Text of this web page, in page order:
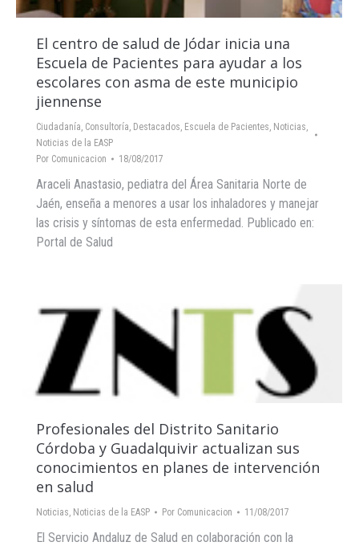
El centro de salud de Jódar inicia una
Escuela de Pacientes para ayudar a los
escolares con asma de este municipio
jiennense
Ciudadanía, Consultoría, Destacados, Escuela de Pacientes, Noticias,
Noticias de la EASP
Por Comunicacion 18/08/2017
Araceli Anastasio, pediatra del Área Sanitaria Norte de
Jaén, enseña a menores a usar los inhaladores y manejar
las crisis y síntomas de esta enfermedad. Publicado en:
Portal de Salud
Profesionales del Distrito Sanitario
Córdoba y Guadalquivir actualizan sus
conocimientos en planes de intervención
en salud
Noticias, Noticias de la EASP Por Comunicacion 11/08/2017
El Servicio Andaluz de Salud en colaboración con la